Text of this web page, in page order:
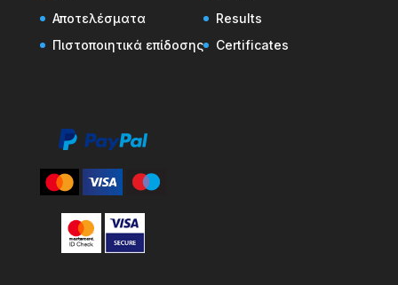
Αποτελέσματα
Πιστοποιητικά επίδοσης
Results
Certificates